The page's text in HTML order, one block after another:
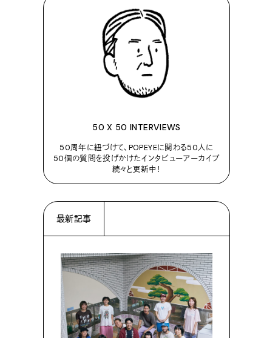
50 X 50 INTERVIEWS
50周年に紐づけて、POPEYEに関わる50人に
50個の質問を投げかけたインタビューアーカイブ
続々と更新中！
最新記事